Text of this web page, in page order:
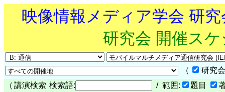
映像情報メディア学会 研
研究会 開催ス
（
研究
（ 講演検索 検索語: / 範囲: 題目